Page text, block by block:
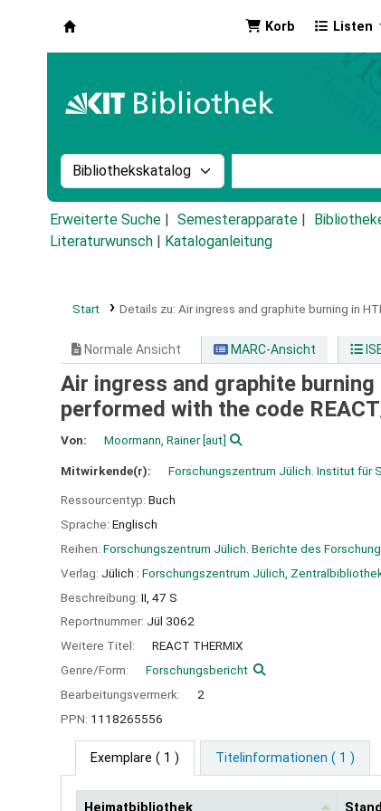
Korb Listen
Suche im Katalog nach:
Erweiterte Suche Semesterapparate
Literaturwunsch
Kataloganleitung
Start Details zu: Air ingress and graphite burning in
Normale Ansicht MARC-Ansicht
Air ingress and graphite
performed with the code
Von: Moormann, Rainer[aut]
Mitwirkende(r): Forschungszentrum Jülich. Institut für
Ressourcentyp: Buch
Sprache: Englisch
Reihen: Forschungszentrum Jülich. Berichte des
Verlag: Jülich : Forschungszentrum Jülich,
Beschreibung: II, 47 S
Reportnummer: Jül 3062
Weitere Titel:
REACT THERMIX
Genre/Form:
Forschungsbericht
Bearbeitungsvermerk:
2
PPN: 1118265556
Exemplare ( 1 ) Titelinformationen ( 1 )